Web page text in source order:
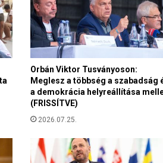
i
n
t
m
e
g
á
l
Orbán Viktor Tusványoson:
Meglesz a többség a szabadság
a demokrácia helyreállítása
(FRISSÍTVE)
2026.07.25.